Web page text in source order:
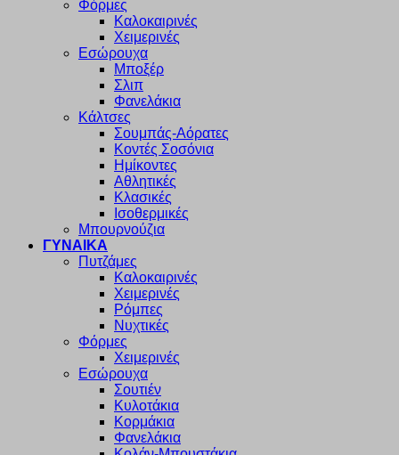
Φόρμες
Καλοκαιρινές
Χειμερινές
Εσώρουχα
Μποξέρ
Σλιπ
Φανελάκια
Κάλτσες
Σουμπάς-Αόρατες
Κοντές Σοσόνια
Ημίκοντες
Αθλητικές
Κλασικές
Ισοθερμικές
Μπουρνούζια
ΓΥΝΑΙΚΑ
Πυτζάμες
Καλοκαιρινές
Χειμερινές
Ρόμπες
Νυχτικές
Φόρμες
Χειμερινές
Εσώρουχα
Σουτιέν
Κυλοτάκια
Κορμάκια
Φανελάκια